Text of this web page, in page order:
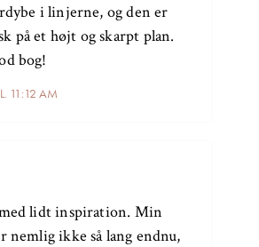
11:12 AM
i linjerne, og den er
på et højt og skarpt plan.
bog!
lidt inspiration. Min
nemlig ikke så lang endnu,